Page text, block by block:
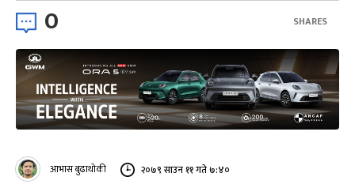
0 SHARES
आभास बुढाथोकी २०७९ साउन ११ गते ७:४०